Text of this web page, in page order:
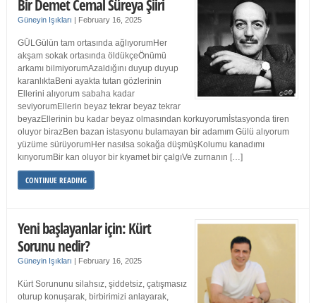
Bir Demet Cemal Süreya Şiiri
Güneyin Işıkları | February 16, 2025
GÜLGülün tam ortasında ağlıyorumHer
akşam sokak ortasında öldükçeÖnümü
arkamı bilmiyorumAzaldığını duyup duyup
karanlıktaBeni ayakta tutan gözlerinin
Ellerini alıyorum sabaha kadar
seviyorumEllerin beyaz tekrar beyaz tekrar
beyazEllerinin bu kadar beyaz olmasından korkuyorumİstasyonda tiren
oluyor birazBen bazan istasyonu bulamayan bir adamım Gülü alıyorum
yüzüme sürüyorumHer nasılsa sokağa düşmüşKolumu kanadımı
kırıyorumBir kan oluyor bir kıyamet bir çalgıVe zurnanın […]
CONTINUE READING
Yeni başlayanlar için: Kürt
Sorunu nedir?
Güneyin Işıkları | February 16, 2025
Kürt Sorununu silahsız, şiddetsiz, çatışmasız
oturup konuşarak, birbirimizi anlayarak,